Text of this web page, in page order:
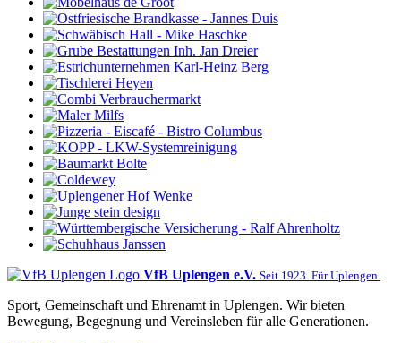
VfB Uplengen e.V. Seit 1923. Für Uplengen.
Sport, Gemeinschaft und Ehrenamt in Uplengen. Wir bieten
Bewegung, Begegnung und Vereinsleben für alle Generationen.